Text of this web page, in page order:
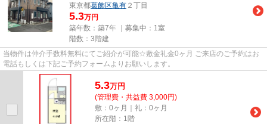
東京都葛飾区亀有 ２丁目
5.3万円
築年数：築7年 ｜募集中： 1室
階数：3階建
当物件は仲介手数料無料にてご紹介が可能☆敷金礼金0ヶ月 ご来店のご予約はお
電話もしくは下記ご予約フォームよりお願いします。
5.3万円
(管理費・共益費 3,000円)
敷：0ヶ月｜礼：0ヶ月
所在階：1階